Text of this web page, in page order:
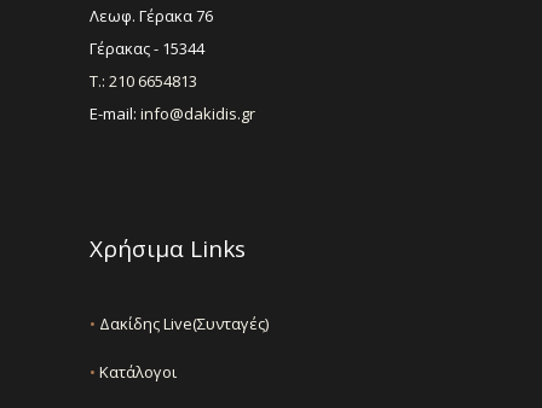
Λεωφ. Γέρακα 76
Γέρακας - 15344
Τ.: 210 6654813
E-mail: info@dakidis.gr
Χρήσιμα Links
• Δακίδης Live(Συνταγές)
• Κατάλογοι